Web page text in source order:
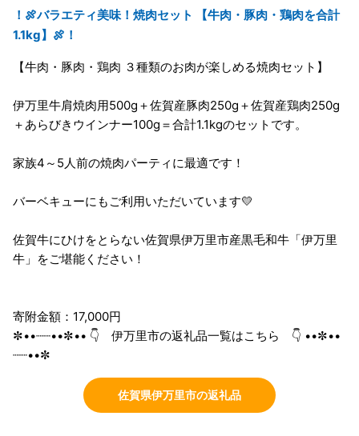
！🍖バラエティ美味！焼肉セット 【牛肉・豚肉・鶏肉を合計
1.1kg】🍖！
【牛肉・豚肉・鶏肉 ３種類のお肉が楽しめる焼肉セット】
伊万里牛肩焼肉用500g＋佐賀産豚肉250g＋佐賀産鶏肉250g
＋あらびきウインナー100g＝合計1.1kgのセットです。
家族4～5人前の焼肉パーティに最適です！
バーベキューにもご利用いただいています💛
佐賀牛にひけをとらない佐賀県伊万里市産黒毛和牛「伊万里
牛」をご堪能ください！
寄附金額：17,000円
✼••┈┈••✼•• 👇 伊万里市の返礼品一覧はこちら 👇 ••✼••
┈┈••✼
佐賀県伊万里市の返礼品